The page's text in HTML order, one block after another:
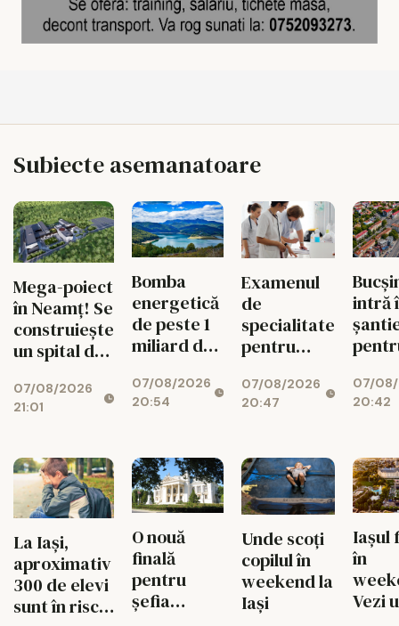
Subiecte asemanatoare
Mega-poiect
în Neamț! Se
construiește
un spital de
miliarde de
lei, cu 469
07/08/2026
21:01
Bomba
energetică
de peste 1
miliard de
Bicaz! Un
munte va
centrală
uriașă de
340 MW
07/08/2026
20:54
Examenul
de
specialitate
pentru
schimbă
radical din
07/08/2026
20:47
intră
07/
20:42
La Iași,
aproximativ
300 de elevi
sunt în risc
O nouă
finală
pentru
șefia
Unde scoți
copilul în
weekend la
Iași
Iașul
în
Vezi